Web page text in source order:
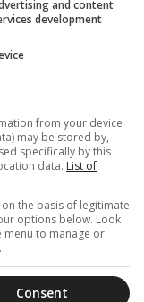
χιλιάδες
Παΐσιο.
and content
development
from your device
may be stored by,
specifically by this
data. List of
the basis of legitimate
options below. Look
to manage or
Consent